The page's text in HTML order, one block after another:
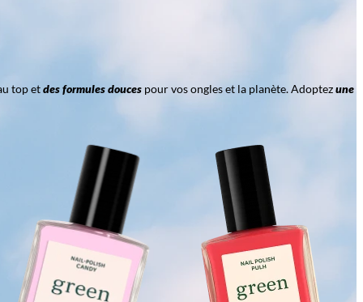
top etdes formules doucespour vos ongles et la planète. Adoptezune